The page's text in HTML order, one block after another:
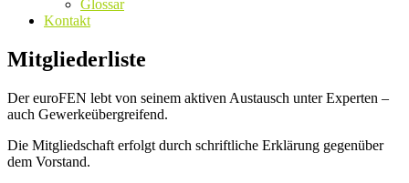
Glossar
Kontakt
Mitgliederliste
Der euroFEN lebt von seinem aktiven Austausch unter Experten –
auch Gewerkeübergreifend.
Die Mitgliedschaft erfolgt durch schriftliche Erklärung gegenüber
dem Vorstand.